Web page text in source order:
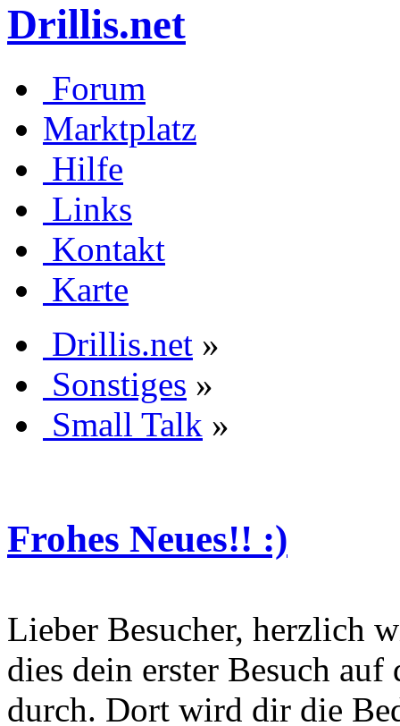
Drillis.net
Forum
Marktplatz
Hilfe
Links
Kontakt
Karte
Drillis.net »
Sonstiges »
Small Talk »
Frohes Neues!! :)
Lieber Besucher, herzlich
dies dein erster Besuch
durch. Dort wird dir die